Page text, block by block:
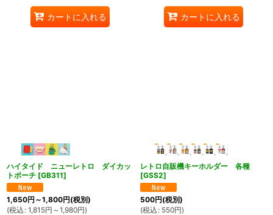
カートに入れる カートに入れる
ハイタイド ニューレトロ ダイカッ
トポーチ [GB311]
1,650円 ～1,800円(税別)
(税込 : 1,815円 ～1,980円)
レトロ自販機キーホルダー 各種
[GSS2]
500円(税別)
(税込 : 550円)